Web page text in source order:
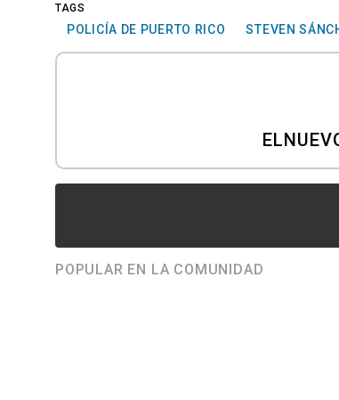
TAGS
POLICÍA DE PUERTO RICO STEVEN
POPULAR EN LA COMUNIDAD